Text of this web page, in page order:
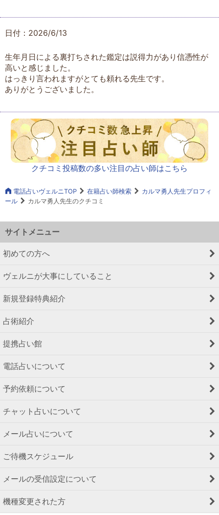
日付：2026/6/13
生年月日による裏打ちされた鑑定は説得力があり信憑性が
高いと感じました。
はっきり言われますがとても頼れる先生です。
ありがとうございました。
クチコミ投稿数の多い注目の占い師はこちら
電話占いヴェルニTOP 在籍占い師検索
カルマ勇人先生プロフィ
ール
カルマ勇人先生のクチコミ
サイトメニュー
初めての方へ
ヴェルニが大事にしていること
新規登録特典紹介
占術紹介
提携占い館
電話占いについて
予約依頼について
チャット占いについて
メール占いについて
ご待機スケジュール
メールの受信設定について
機種変更された方